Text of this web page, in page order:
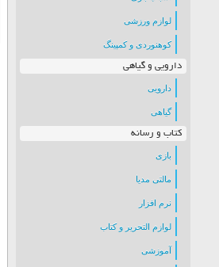
لوازم ورزشی
کوهنوردی و کمپینگ
دارویی و گیاهی
دارویی
گیاهی
کتاب و رسانه
بازی
مالتی مدیا
نرم افزار
لوازم التحریر و کتاب
آموزشی